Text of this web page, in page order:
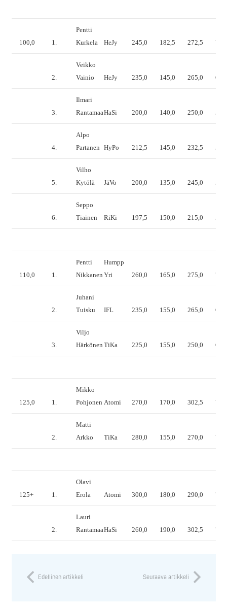
100,0 1.
Pentti
Kurkela
HeJy 245,0 182,5 272,5
2.
Veikko
Vainio
HeJy 235,0 145,0 265,0
3.
Ilmari
RantamaaHaSi 200,0 140,0 250,0
4.
Alpo
Partanen HyPo 212,5 145,0 232,5
5.
Vilho
Kytölä
JäVo 200,0 135,0 245,0
6.
Seppo
Tiainen
RiKi 197,5 150,0 215,0
110,0 1.
Pentti
Nikkanen
Humpp
Yri
260,0 165,0 275,0
2.
Juhani
Tuisku
IFL 235,0 155,0 265,0
3.
Viljo
Härkönen TiKa 225,0 155,0 250,0
125,0 1.
Mikko
Pohjonen Atomi 270,0 170,0 302,5
2.
Matti
Arkko
TiKa 280,0 155,0 270,0
125+ 1.
Olavi
Erola
Atomi 300,0 180,0 290,0
2.
Lauri
RantamaaHaSi 260,0 190,0 302,5
Edellinen artikkeli Seuraava artikkeli